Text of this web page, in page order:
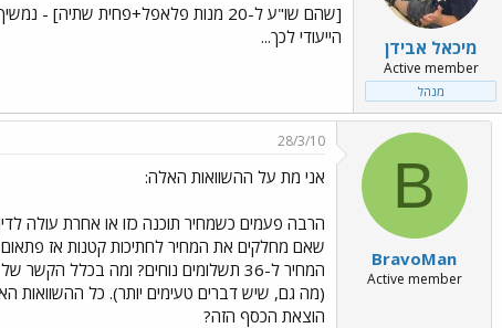
מיכאל אבידן
Active member
מנהל
[שהם שו"ע ל-20 מנות פלאפל+פחית
הייעודי לכך...
B
BravoMan
Active member
28/3/10
אני מת על ההשוואות האלה:
הרבה פעמים כשמחיר תוכנה כזו או אחרת עולה
שאם מחלקים את המחיר לחתיכות קטנות אז
המחיר ל-36 תשלומים נוחים? ומה
(מה גם, שיש דברים טעימים יותר). כל
הוצאת הכסף הזה?